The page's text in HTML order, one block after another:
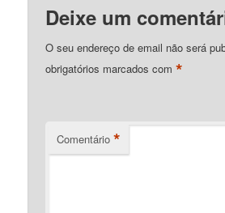
Deixe um
O seu endereço de email não será
obrigatórios marcados com*
Comentário *